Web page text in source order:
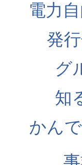
電力
発
グ
知
かん